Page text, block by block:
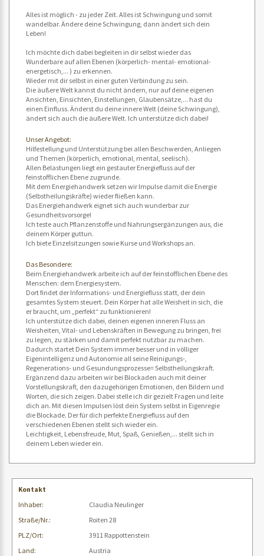
Alles ist möglich - zu jeder Zeit. Alles ist Schwingung und somit
wandelbar. Ändere deine Schwingung, dann ändert sich dein
Leben!
Ich möchte dich dabei begleiten in dir selbst wieder das
Wunderbare auf allen Ebenen (körperlich- mental- emotional-
energetisch,... ) zu erkennen.
Wieder mit dir selbst in einer guten Verbindung zu sein.
Die äußere Welt kannst du nicht ändern, nur auf deine eigenen
Ansichten, Einsichten, Einstellungen, Glaubensätze,... hast du
einen Einfluss. Änderst du deine innere Welt (deine Schwingung),
ändert sich auch die äußere Welt. Ich unterstütze dich dabei!
Unser Angebot:
Hilfestellung und Unterstützung bei allen Beschwerden, Anliegen
und Themen (körperlich, emotional, mental, seelisch).
Allen Belastungen liegt ein gestauter Energiefluss auf der
feinstofflichen Ebene zugrunde.
Mit dem Energiehandwerk setzen wir Impulse damit die Energie
(Selbstheilungskräfte) wieder fließen kann.
Das Energiehandwerk eignet sich auch wunderbar zur
Gesundheitsvorsorge!
Ich teste auch Pflanzenstoffe und Nahrungsergänzungen aus, die
deinem Körper guttun.
Ich biete Einzelsitzungen sowie Kurse und Workshops an.
Das Besondere:
Beim Energiehandwerk arbeite ich auf der feinstofflichen Ebene des
Menschen: dem Energiesystem.
Dort findet der Informations- und Energiefluss statt, der dein
gesamtes System steuert. Dein Körper hat alle Weisheit in sich, die
er braucht, um „perfekt“ zu funktionieren!
Ich unterstütze dich dabei, deinen eigenen inneren Fluss an
Weisheiten, Vital- und Lebenskräften in Bewegung zu bringen, frei
zu legen, zu stärken und damit perfekt nutzbar zu machen.
Dadurch startet Dein System immer besser und in völliger
Eigenintelligenz und Autonomie all seine Reinigungs-,
Regenerations- und Gesundungsprozesse= Selbstheilungskraft.
Ergänzend dazu arbeiten wir bei Blockaden auch mit deiner
Vorstellungskraft, den dazugehörigen Emotionen, den Bildern und
Worten, die sich zeigen. Dabei stelle ich dir gezielt Fragen und leite
dich an. Mit diesen Impulsen löst dein System selbst in Eigenregie
die Blockade. Der für dich perfekte Energiefluss auf den
verschiedenen Ebenen stellt sich wieder ein.
Leichtigkeit, Lebensfreude, Mut, Spaß, Genießen,... stellt sich in
deinem Leben wieder ein.
Kontakt
Inhaber:
Claudia Neulinger
Straße/Nr.:
Roiten 28
PLZ/Ort:
3911 Rappottenstein
Land:
Austria